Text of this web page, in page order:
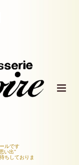
ルです
い出”
ちしておりま